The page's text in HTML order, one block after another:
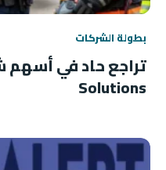
بطولة الشركات
Solutions